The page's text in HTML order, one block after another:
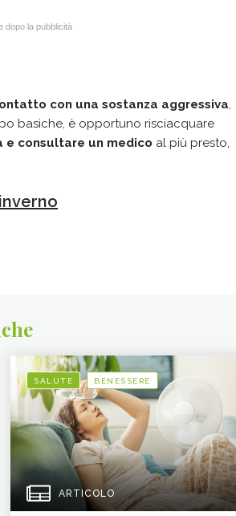
dopo la pubblicità
con una sostanza aggressiva,
basiche, è opportuno risciacquare
e consultare un medico al più presto,
SALUTE BENESSERE
ARTICOLO